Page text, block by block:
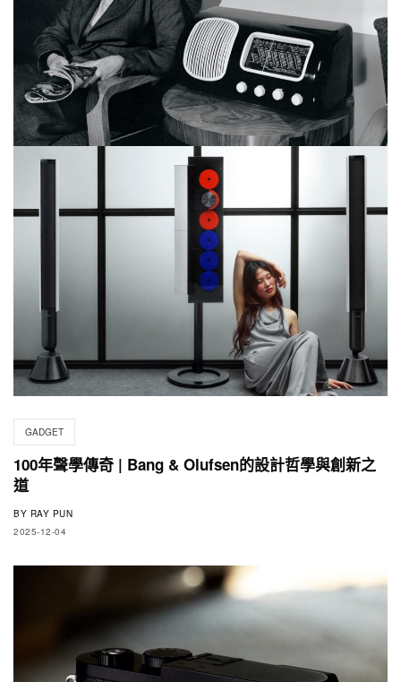
GADGET
100年聲學傳奇 | Bang & Olufsen的設計哲學與創新之
道
BY RAY PUN
2025-12-04